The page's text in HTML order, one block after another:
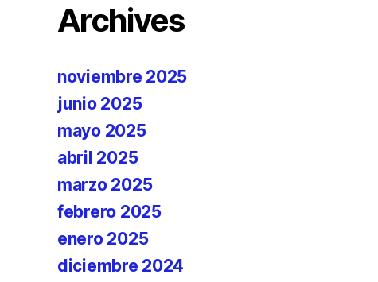
Archives
noviembre 2025
junio 2025
mayo 2025
abril 2025
marzo 2025
febrero 2025
enero 2025
diciembre 2024